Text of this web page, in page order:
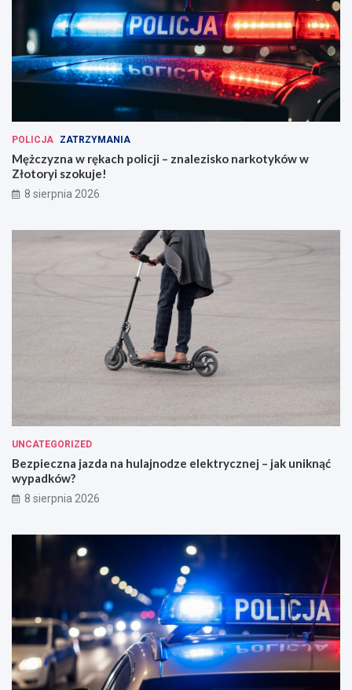
POLICJA ZATRZYMANIA
Mężczyzna w rękach policji – znalezisko narkotyków w
Złotoryi szokuje!
8 sierpnia 2026
UNCATEGORIZED
Bezpieczna jazda na hulajnodze elektrycznej – jak uniknąć
wypadków?
8 sierpnia 2026